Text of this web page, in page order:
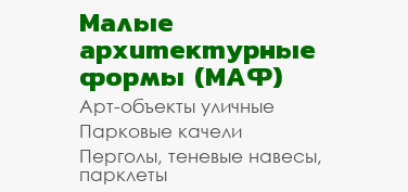
Малые
архитектурные
формы (МАФ)
Арт-объекты уличные
Парковые качели
Перголы, теневые навесы,
парклеты